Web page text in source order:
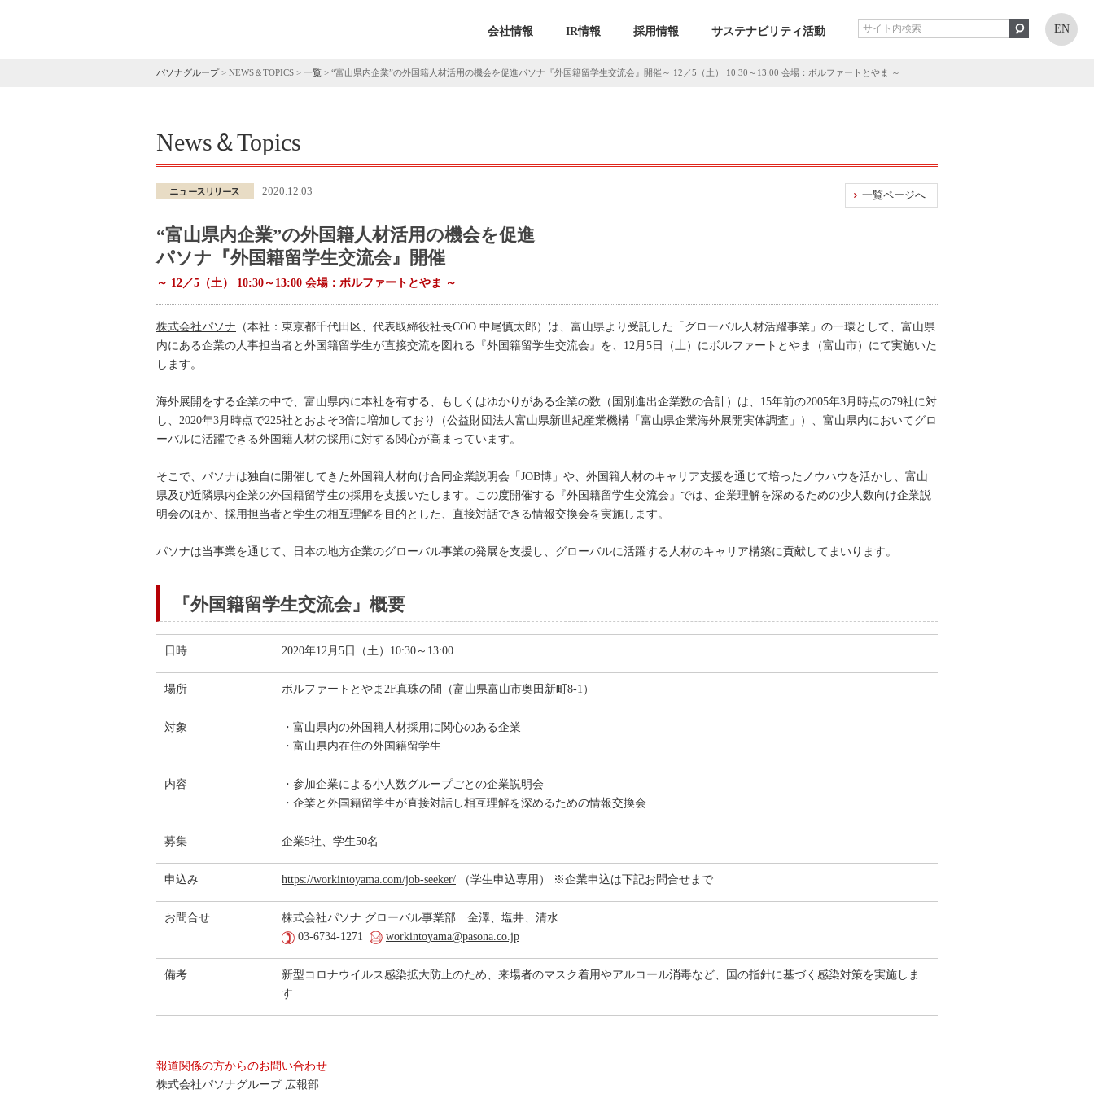
会社情報 IR情報 採用情報 サステナビリティ活動 EN
パソナグループ> NEWS＆TOPICS > 一覧 > “富山県内企業”の外国籍人材活用の機会を促進パソナ『外国籍留学生交流会』開催～ 12／5（土） 10:30～13:00 会場：ボルファートとやま ～
News＆Topics
一覧ページへ
2020.12.03
“富山県内企業”の外国籍人材活用の機会を促進
パソナ『外国籍留学生交流会』開催
～ 12／5（土） 10:30～13:00 会場：ボルファートとやま ～
株式会社パソナ （本社：東京都千代田区、代表取締役社長COO 中尾慎太郎）は、富山県より受託した「グローバル人材活躍事業」の一環として、富山県
内にある企業の人事担当者と外国籍留学生が直接交流を図れる『外国籍留学生交流会』を、12月5日（土）にボルファートとやま（富山市）にて実施いた
します。
海外展開をする企業の中で、富山県内に本社を有する、もしくはゆかりがある企業の数（国別進出企業数の合計）は、15年前の2005年3月時点の79社に対
し、2020年3月時点で225社とおよそ3倍に増加しており（公益財団法人富山県新世紀産業機構「富山県企業海外展開実体調査」）、富山県内においてグロ
ーバルに活躍できる外国籍人材の採用に対する関心が高まっています。
そこで、パソナは独自に開催してきた外国籍人材向け合同企業説明会「JOB博」や、外国籍人材のキャリア支援を通じて培ったノウハウを活かし、富山
県及び近隣県内企業の外国籍留学生の採用を支援いたします。この度開催する『外国籍留学生交流会』では、企業理解を深めるための少人数向け企業説
明会のほか、採用担当者と学生の相互理解を目的とした、直接対話できる情報交換会を実施します。
パソナは当事業を通じて、日本の地方企業のグローバル事業の発展を支援し、グローバルに活躍する人材のキャリア構築に貢献してまいります。
『外国籍留学生交流会』概要
日時 2020年12月5日（土）10:30～13:00
場所 ボルファートとやま2F真珠の間（富山県富山市奥田新町8-1）
対象
・富山県内の外国籍人材採用に関心のある企業
・富山県内在住の外国籍留学生
内容
・参加企業による小人数グループごとの企業説明会
・企業と外国籍留学生が直接対話し相互理解を深めるための情報交換会
募集 企業5社、学生50名
申込み https://workintoyama.com/job-seeker/ （学生申込専用） ※企業申込は下記お問合せまで
お問合せ
株式会社パソナ グローバル事業部 金澤、塩井、清水
03-6734-1271
workintoyama@pasona.co.jp
備考
新型コロナウイルス感染拡大防止のため、来場者のマスク着用やアルコール消毒など、国の指針に基づく感染対策を実施しま
す
報道関係の方からのお問い合わせ
株式会社パソナグループ 広報部